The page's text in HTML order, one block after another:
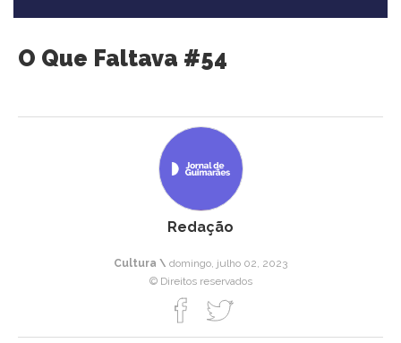
O Que Faltava #54
Redação
Cultura \ domingo, julho 02, 2023
© Direitos reservados